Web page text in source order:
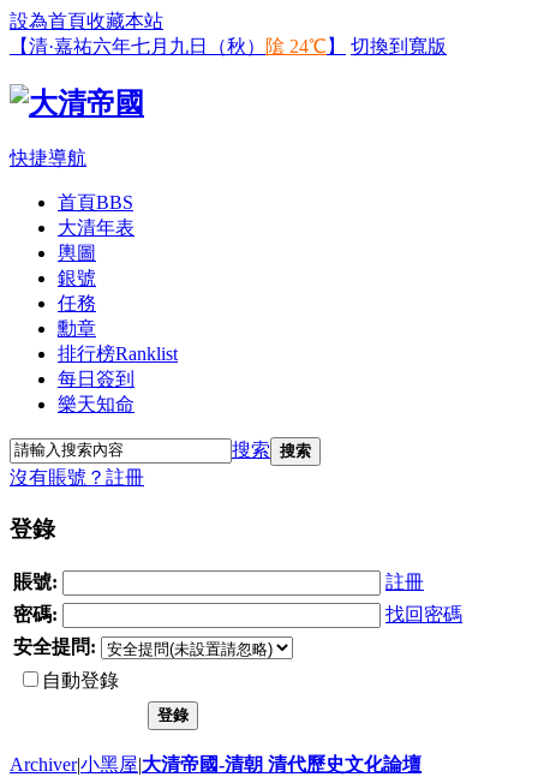
設為首頁收藏本站
【清·嘉祐六年七月九日（秋）
隂 24℃ 】 切換到寬版
快捷導航
首頁BBS
大清年表
輿圖
銀號
任務
勳章
排行榜Ranklist
每日簽到
樂天知命
搜索 搜索
沒有賬號？ 註冊
登錄
賬號:
註冊
密碼:
找回密碼
安全提問:
自動登錄
登錄
Archiver|小黑屋|大清帝國-清朝 清代歷史文化論壇